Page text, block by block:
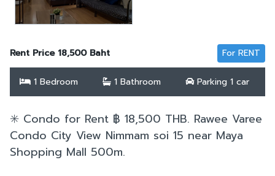
Rent Price 18,500 Baht For RENT
1 Bedroom 1 Bathroom Parking 1 car
✳️ Condo for Rent ฿ 18,500 THB. Rawee Varee
Condo City View Nimmam soi 15 near Maya
Shopping Mall 500m.